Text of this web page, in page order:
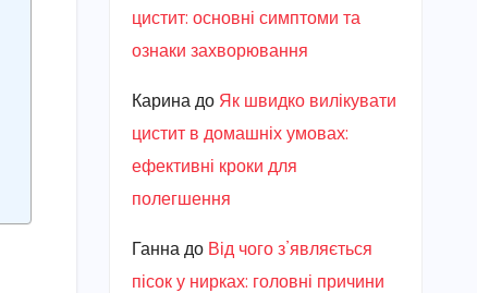
цистит: основні симптоми та
ознаки захворювання
Каринадо Як швидко вилікувати
цистит в домашніх умовах:
ефективні кроки для
полегшення
Ганнадо Від чого з’являється
пісок у нирках: головні причини